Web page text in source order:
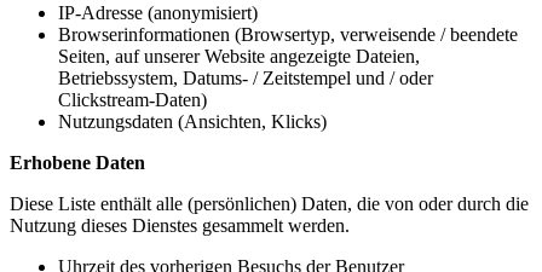
IP-Adresse (anonymisiert)
Browserinformationen (Browsertyp, verweisende / beendete
Seiten, auf unserer Website angezeigte Dateien,
Betriebssystem, Datums- / Zeitstempel und / oder
Clickstream-Daten)
Nutzungsdaten (Ansichten, Klicks)
Erhobene Daten
Diese Liste enthält alle (persönlichen) Daten, die von oder durch die
Nutzung dieses Dienstes gesammelt werden.
Uhrzeit des vorherigen Besuchs der Benutzer